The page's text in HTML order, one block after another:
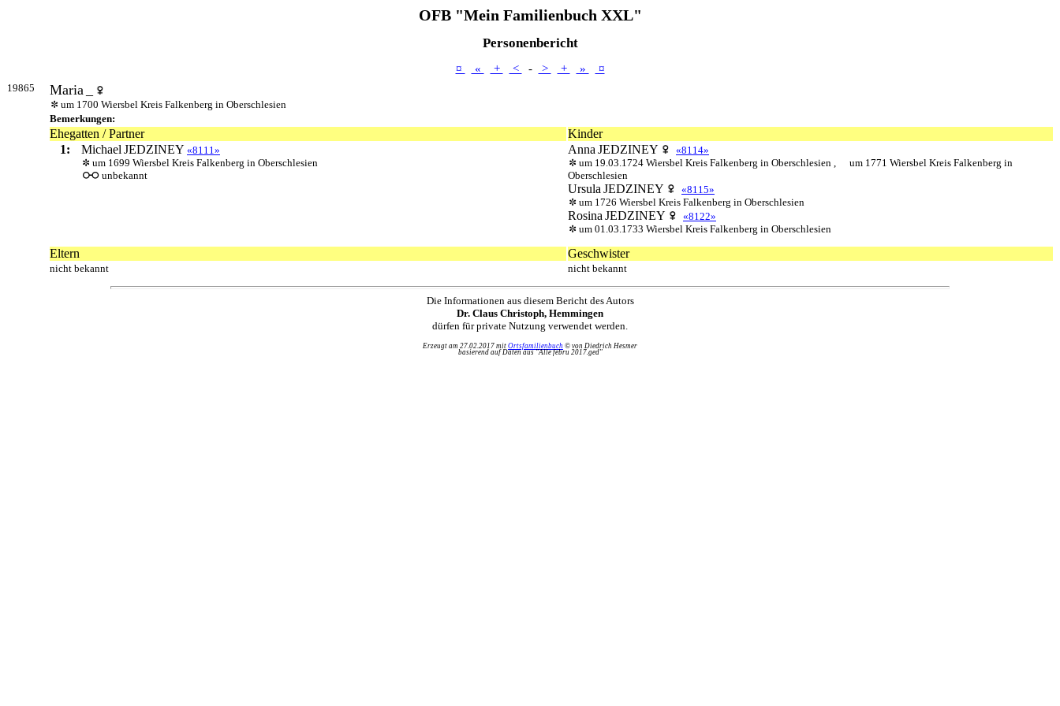
OFB "Mein Familienbuch XXL"
Personenbericht
¤ « + < - > + » ¤
19865 Maria
um 1700 Wiersbel Kreis Falkenberg in Oberschlesien
Bemerkungen:
Ehegatten / Partner
Kinder
1:
Michael JEDZINEY «8111»
um 1699 Wiersbel Kreis Falkenberg in Oberschlesien
unbekannt
Anna JEDZINEY
«8114»
um 19.03.1724 Wiersbel Kreis Falkenberg in Oberschlesien ,
um 1771 Wiersbel Kreis Falkenberg in
Oberschlesien
Ursula JEDZINEY
«8115»
um 1726 Wiersbel Kreis Falkenberg in Oberschlesien
Rosina JEDZINEY
«8122»
um 01.03.1733 Wiersbel Kreis Falkenberg in Oberschlesien
Eltern Geschwister
nicht bekannt nicht bekannt
Die Informationen aus diesem Bericht des Autors
Dr. Claus Christoph, Hemmingen
dürfen für private Nutzung verwendet werden.
Erzeugt am 27.02.2017 mit Ortsfamilienbuch © von Diedrich Hesmer
basierend auf Daten aus "Alle febru 2017.ged"